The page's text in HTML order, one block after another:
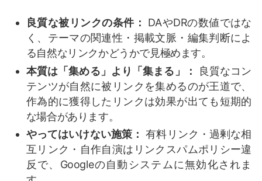
良質な被リンクの条件：
DAやDRの数値ではな
く、テーマの関連性・掲載文脈・編集判断によ
る自然なリンクかどうかで見極めます。
本質は「集める」より「集まる」：
良質なコン
テンツが自然に被リンクを集めるのが王道で、
作為的に獲得したリンクは効果が出ても短期的
な場合があります。
やってはいけない施策： 有料リンク・過剰な相
互リンク・自作自演はリンクスパムポリシー違
反で、Googleの自動システムに無効化されま